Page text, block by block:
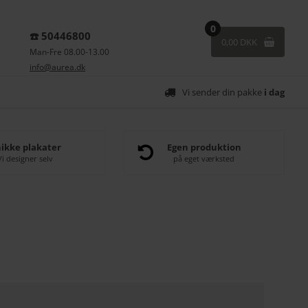
0
0,00 DKK
☎️ 50446800
Man-Fre 08.00-13.00
info@aurea.dk
Vi sender din pakke i dag
plakater
designer selv
Egen produktion
på eget værksted